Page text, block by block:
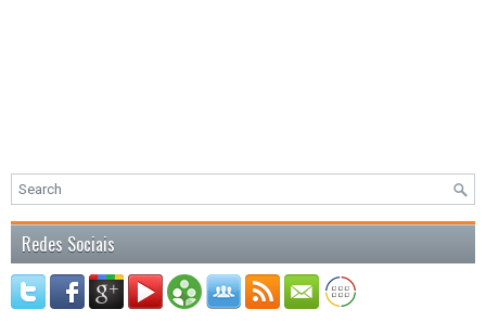
Redes Sociais